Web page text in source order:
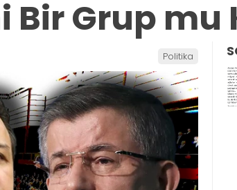
Bir Grup
Politika